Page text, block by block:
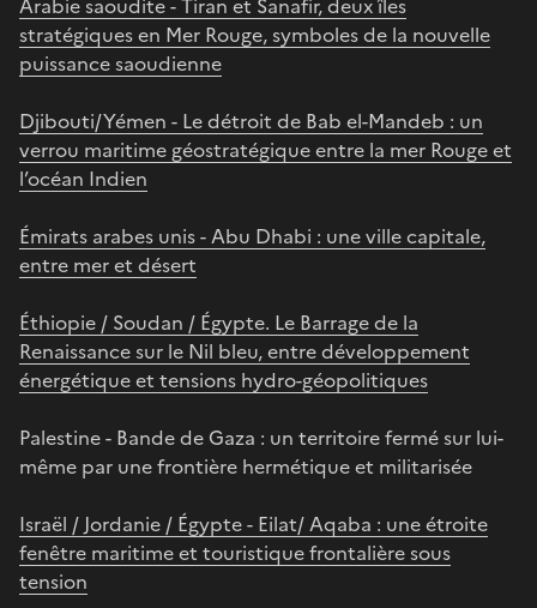
stratégiques en Mer Rouge, symboles de la nouvelle
puissance saoudienne
Djibouti/Yémen - Le détroit de Bab el-Mandeb : un
verrou maritime géostratégique entre la mer Rouge et
l’océan Indien
Émirats arabes unis - Abu Dhabi : une ville capitale,
entre mer et désert
Éthiopie / Soudan / Égypte. Le Barrage de la
Renaissance sur le Nil bleu, entre développement
énergétique et tensions hydro-géopolitiques
Palestine - Bande de Gaza : un territoire fermé sur lui-
même par une frontière hermétique et militarisée
Israël / Jordanie / Égypte - Eilat/ Aqaba : une étroite
fenêtre maritime et touristique frontalière sous
tension